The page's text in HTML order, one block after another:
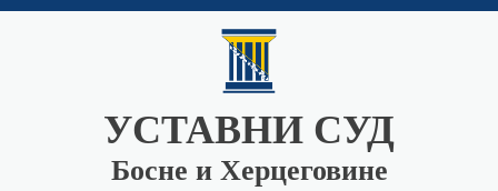
УСТАВНИ СУД
Босне и Херцеговине